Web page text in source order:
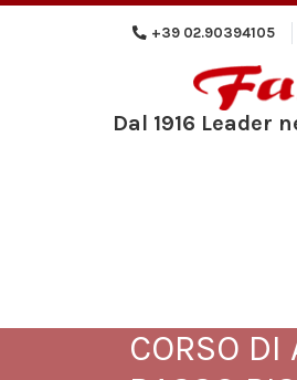
+39 02.90394105
Dal 1916 Leader
CORSO DI